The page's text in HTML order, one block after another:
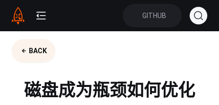
GITHUB
BACK
磁盘成为瓶颈如何优化